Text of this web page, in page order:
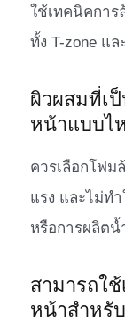
ใช้เทคนิคกา
ทั้ง T-zone แ
ผิวผสมที่เ
หน้าแบบไ
ควรเลือกโฟม
แรง และไม่ท
หรือการผลิต
สามารถใ
หน้าสำหรั